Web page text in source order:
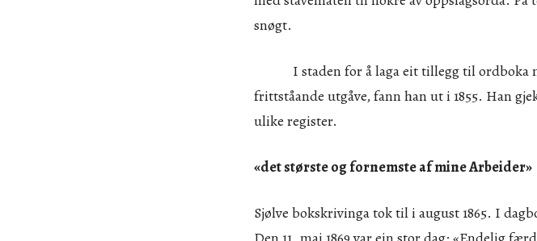
snøgt.
I staden for å laga eit tillegg til ordboka
frittståande utgåve, fann han ut i 1855. Han
ulike register.
«det største og fornemste af mine Arbeider»
Sjølve bokskrivinga tok til i august 1865. I